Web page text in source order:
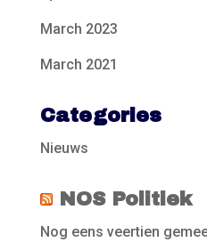
March 2023
March 2021
Categories
Nieuws
NOS Politiek
Nog eens veertien